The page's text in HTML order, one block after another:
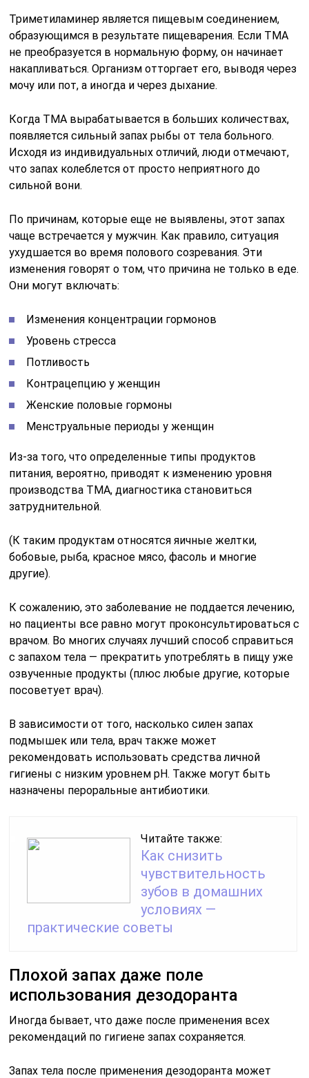
Триметиламинер является пищевым соединением,
образующимся в результате пищеварения. Если TMA
не преобразуется в нормальную форму, он начинает
накапливаться. Организм отторгает его, выводя через
мочу или пот, а иногда и через дыхание.
Когда TMA вырабатывается в больших количествах,
появляется сильный запах рыбы от тела больного.
Исходя из индивидуальных отличий, люди отмечают,
что запах колеблется от просто неприятного до
сильной вони.
По причинам, которые еще не выявлены, этот запах
чаще встречается у мужчин. Как правило, ситуация
ухудшается во время полового созревания. Эти
изменения говорят о том, что причина не только в еде.
Они могут включать:
Изменения концентрации гормонов
Уровень стресса
Потливость
Контрацепцию у женщин
Женские половые гормоны
Менструальные периоды у женщин
Из-за того, что определенные типы продуктов
питания, вероятно, приводят к изменению уровня
производства TMA, диагностика становиться
затруднительной.
(К таким продуктам относятся яичные желтки,
бобовые, рыба, красное мясо, фасоль и многие
другие).
К сожалению, это заболевание не поддается лечению,
но пациенты все равно могут проконсультироваться с
врачом. Во многих случаях лучший способ справиться
с запахом тела — прекратить употреблять в пищу уже
озвученные продукты (плюс любые другие, которые
посоветует врач).
В зависимости от того, насколько силен запах
подмышек или тела, врач также может
рекомендовать использовать средства личной
гигиены с низким уровнем pH. Также могут быть
назначены пероральные антибиотики.
Читайте также:
Как снизить
чувствительность
зубов в домашних
условиях —
практические советы
Плохой запах даже поле
использования дезодоранта
Иногда бывает, что даже после применения всех
рекомендаций по гигиене запах сохраняется.
Запах тела после применения дезодоранта может